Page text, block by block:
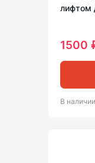
лифтом
1500
В наличии